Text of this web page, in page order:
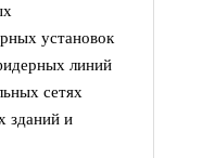
установок
линий
сетях
зданий и